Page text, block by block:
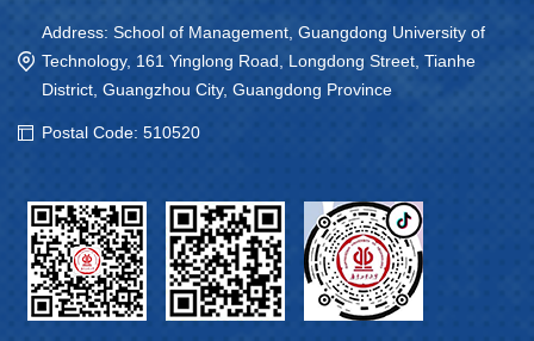
Address: School of Management, Guangdong University of
Technology, 161 Yinglong Road, Longdong Street, Tianhe
District, Guangzhou City, Guangdong Province
Postal Code: 510520